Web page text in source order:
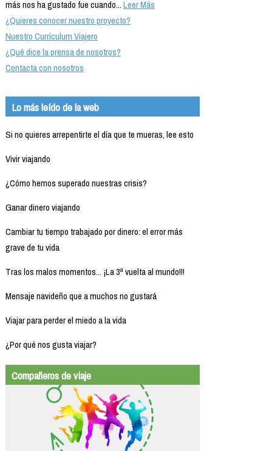
más nos ha gustado fue cuando...Leer Más
¿Quieres conocer nuestro proyecto?
Nuestro Currículum Viajero
¿Qué dice la prensa de nosotros?
Contacta con nosotros
Lo más leído de la web
Si no quieres arrepentirte el día que te mueras, lee esto
Vivir viajando
¿Cómo hemos superado nuestras crisis?
Ganar dinero viajando
Cambiar tu tiempo trabajado por dinero: el error más
grave de tu vida
Tras los malos momentos... ¡La 3ª vuelta al mundo!!!
Mensaje navideño que a muchos no gustará
Viajar para perder el miedo a la vida
¿Por qué nos gusta viajar?
Compañeros de viaje